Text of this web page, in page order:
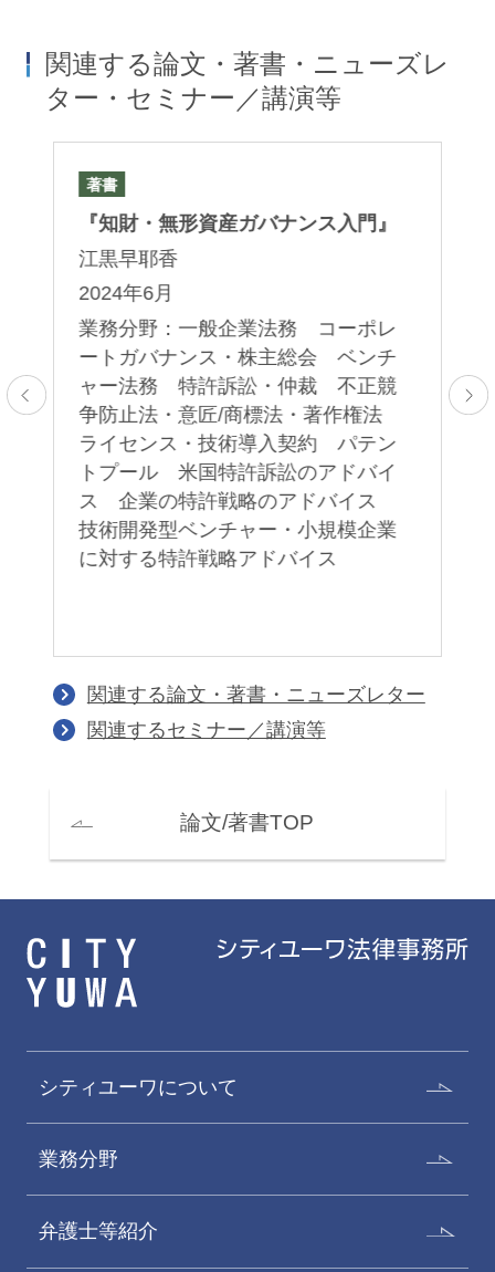
関連する論文・著書・ニューズレ
ター・セミナー／講演等
著書
『知財・無形資産ガバナンス入門』
江黒早耶香
2024年6月
業務分野：一般企業法務 コーポレ
ートガバナンス・株主総会 ベンチ
ャー法務 特許訴訟・仲裁 不正競
争防止法・意匠/商標法・著作権法
ライセンス・技術導入契約 パテン
トプール 米国特許訴訟のアドバイ
ス 企業の特許戦略のアドバイス
技術開発型ベンチャー・小規模企業
に対する特許戦略アドバイス
関連する論文・著書・ニューズレター
関連するセミナー／講演等
論文/著書TOP
シティユーワについて
業務分野
弁護士等紹介